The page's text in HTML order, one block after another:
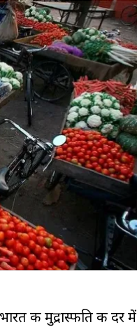
की मुद्रास्फीति की दर में